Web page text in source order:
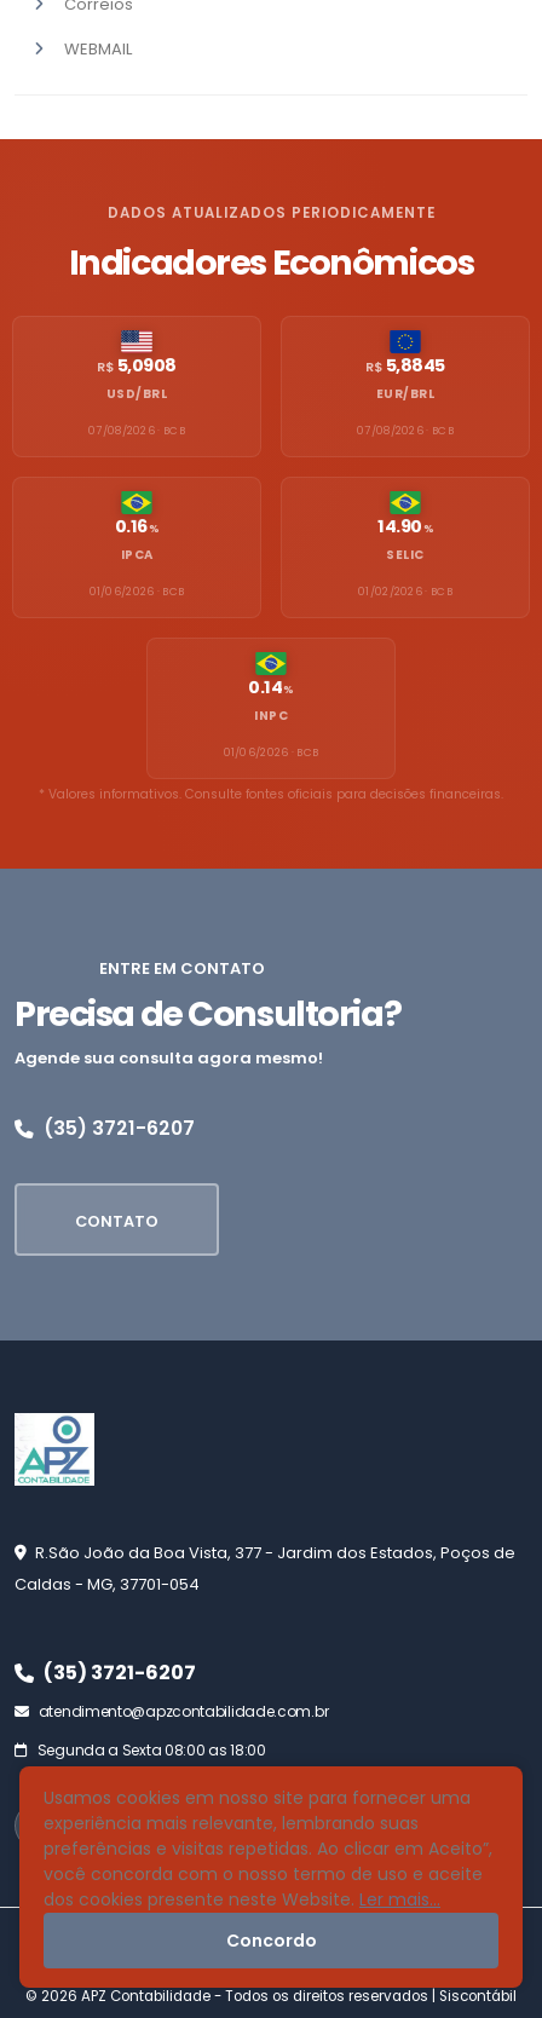
WEBMAIL
DADOS ATUALIZADOS PERIODICAMENTE
Indicadores Econômicos
R$ 5,0908
USD/BRL
07/08/2026 · BCB
R$ 5,8845
EUR/BRL
07/08/2026 · BCB
0.16%
IPCA
01/06/2026 · BCB
14.90%
SELIC
01/02/2026 · BCB
0.14%
INPC
01/06/2026 · BCB
* Valores informativos. Consulte fontes oficiais para decisões financeiras.
ENTRE EM CONTATO
Precisa de Consultoria?
Agende sua consulta agora mesmo!
(35) 3721-6207
CONTATO
R.São João da Boa Vista, 377 - Jardim dos Estados, Poços de
Caldas - MG, 37701-054
(35) 3721-6207
atendimento@apzcontabilidade.com.br
Segunda a Sexta 08:00 as 18:00
© 2026 APZ Contabilidade - Todos os direitos reservados | Siscontábil
Usamos cookies em nosso site para fornecer uma
experiência mais relevante, lembrando suas
preferências e visitas repetidas. Ao clicar em Aceito”,
você concorda com o nosso termo de uso e aceite
dos cookies presente neste Website. Ler mais...
Concordo